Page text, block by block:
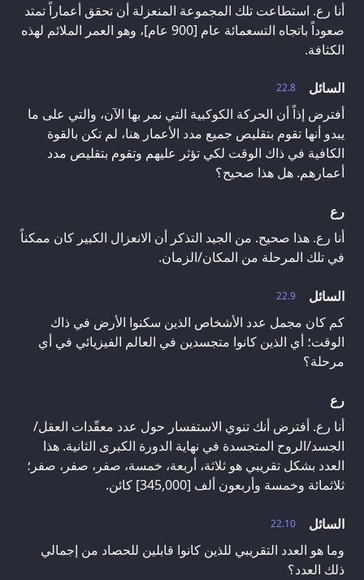
أنا رع. استطاعت تلك المجموعة المنعزلة أن تحقق أعماراً تمتد
صعوداً باتجاه التسعمائة عام [900 عام]، وهو العمر الملائم لهذه
الكثافة.
22.8
السائل
أفترض إذاً أن الحركة الكوكبية التي نمر بها الآن، والتي على ما
يبدو أنها تقوم بتقليص جميع مدد الأعمار هنا، لم تكن بالقوة
الكافية في ذاك الوقت لكي تؤثر عليهم وتقوم بتقليص مدد
أعمارهم. هل هذا صحيح؟
رع
أنا رع. هذا صحيح. من الجيد التذكر أن الانعزال الكبير كان ممكناً
في تلك المرحلة من المكان/الزمان.
22.9
السائل
كم كان مجمل عدد الأشخاص الذين سكنوا الأرض في ذاك
الوقت؛ أي الذين كانوا متجسدين في العالم الفيزيائي في أي
مرحلة؟
رع
أنا رع. أفترض أنك تنوي الاستفسار حول عدد معقّدات العقل/
الجسد/الروح المتجسدة في نهاية الدورة الكبرى الثانية. هذا
العدد بشكل تقريبي هو ثلاثة، أربعة، خمسة، صفر، صفر، صفر؛
ثلاثمائة وخمسة وأربعون ألف [345,000] كائن.
22.10
السائل
وما هو العدد التقريبي للذين كانوا قابلين للحصاد من إجمالي
ذلك العدد؟